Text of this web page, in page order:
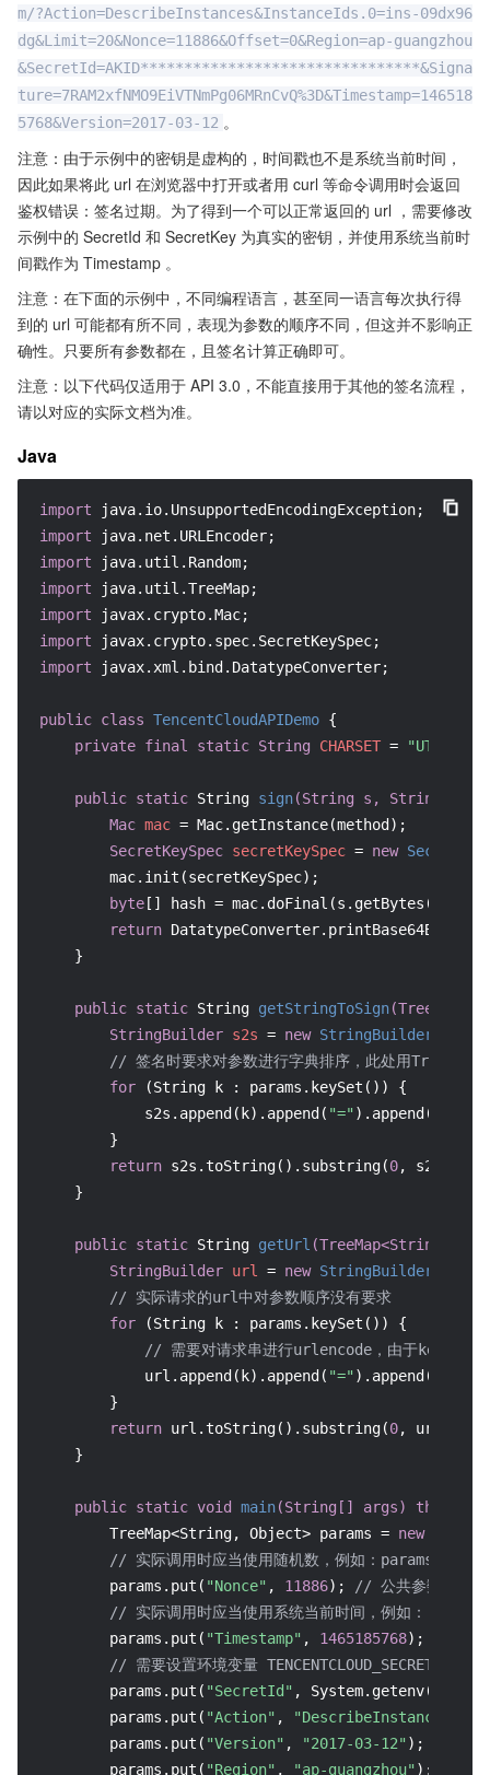
m/?Action=DescribeInstances&InstanceIds.0=ins-09dx96
dg&Limit=20&Nonce=11886&Offset=0&Region=ap-guangzhou
&SecretId=AKID********************************&Signa
ture=7RAM2xfNMO9EiVTNmPg06MRnCvQ%3D&Timestamp=146518
5768&Version=2017-03-12 。
注意：由于示例中的密钥是虚构的，时间戳也不是系统当前时间，
因此如果将此 url 在浏览器中打开或者用 curl 等命令调用时会返回
鉴权错误：签名过期。为了得到一个可以正常返回的 url ，需要修改
示例中的 SecretId 和 SecretKey 为真实的密钥，并使用系统当前时
间戳作为 Timestamp 。
注意：在下面的示例中，不同编程语言，甚至同一语言每次执行得
到的 url 可能都有所不同，表现为参数的顺序不同，但这并不影响正
确性。只要所有参数都在，且签名计算正确即可。
注意：以下代码仅适用于 API 3.0，不能直接用于其他的签名流程，
请以对应的实际文档为准。
Java
import
import
import
import
import
import
import javax.xml.bind.DatatypeConverter;
public class TencentCloudAPIDemo {
private final static String CHARSET = "UTF-8"
public static String sign(String s, String key,
Mac mac = Mac.getInstance(method);
SecretKeySpec secretKeySpec = new
        mac.init(secretKeySpec);
byte [] hash =
return
    }
public static String getStringToSign
StringBuilder s2s = new StringBuilder
// 签名时要求对参数进行字典排序，此处用TreeMap
for (String k : params.keySet()) {
            s2s.append(k).append(
"="
        }
return s2s.toString().substring(0,
    }
public static String getUrl (TreeMap<String,
StringBuilder url = new StringBuilder
// 实际请求的url中对参数顺序没有要求
for (String k : params.keySet()) {
// 需要对请求串进行urlencode，由于key都是
            url.append(k).append(
"="
        }
return url.toString().substring(0,
    }
public static void main(String[] args) throws
        TreeMap<String, Object> params =
new
// 实际调用时应当使用随机数，例如：
        params.put(
"Nonce" , 11886);
// 公共参数
// 实际调用时应当使用系统当前时间，例如：
        params.put(
"Timestamp" , 1465185768);
// 需要设置环境变量
        params.put(
"SecretId" , System.getenv(
        params.put(
"Action" , "DescribeInstances"
        params.put(
"Version" , "2017-03-12" );
        params.put(
"Region" , "ap-guangzhou" );